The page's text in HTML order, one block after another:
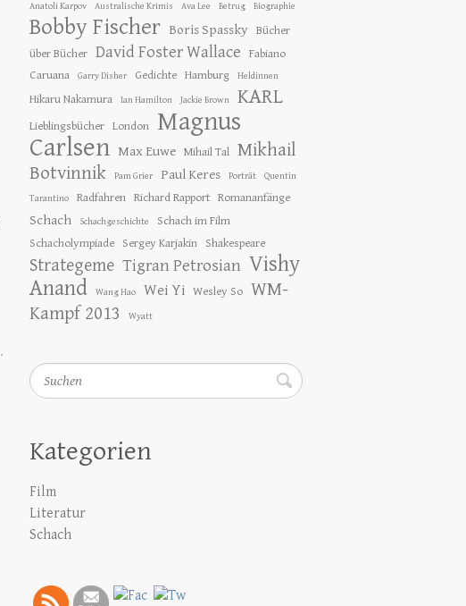
Anatoli Karpov Australische Krimis Ava Lee Betrug Biographie
Bobby Fischer Boris Spassky Bücher
über Bücher David Foster Wallace
Fabiano
Caruana
Garry Disher Gedichte Hamburg Heldinnen
Hikaru Nakamura Ian Hamilton Jackie Brown KARL
Lieblingsbücher London
Magnus
Carlsen Max Euwe Mihail Tal Mikhail
Botvinnik
Pam Grier Paul Keres Porträt Quentin
Tarantino Radfahren Richard Rapport Romananfänge
Schach Schachgeschichte
Schach im Film
Schacholympiade
Sergey Karjakin Shakespeare
Strategeme Tigran Petrosian Vishy
Anand
Wang Hao Wei Yi Wesley So WM-
Kampf 2013
Wyatt
Suchen
Kategorien
Film
Literatur
Schach